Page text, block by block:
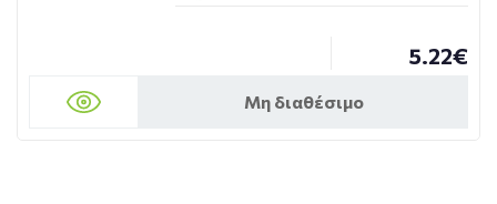
5.22€
Μη διαθέσιμο